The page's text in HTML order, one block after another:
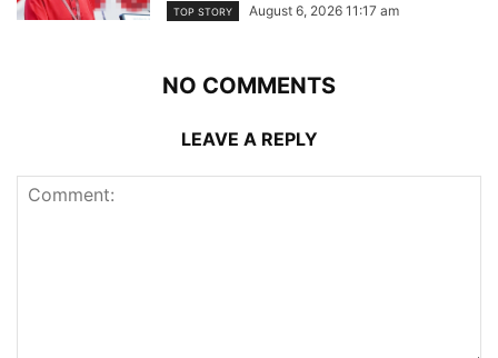
TOP STORY August 6, 2026 11:17 am
NO COMMENTS
LEAVE A REPLY